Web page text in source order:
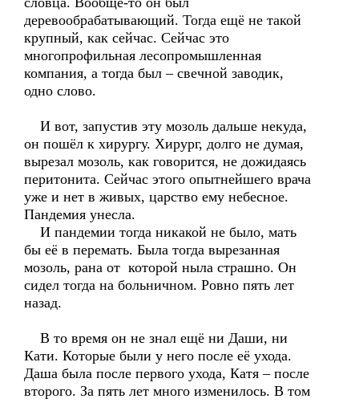
деревообрабатывающий. Тогда ещё не такой
крупный, как сейчас. Сейчас это
многопрофильная лесопромышленная
компания, а тогда был – свечной заводик,
одно слово.
И вот, запустив эту мозоль дальше некуда,
он пошёл к хирургу. Хирург, долго не думая,
вырезал мозоль, как говорится, не дожидаясь
перитонита. Сейчас этого опытнейшего врача
уже и нет в живых, царство ему небесное.
Пандемия унесла.
И пандемии тогда никакой не было, мать
бы её в перемать. Была тогда вырезанная
мозоль, рана от которой ныла страшно. Он
сидел тогда на больничном. Ровно пять лет
назад.
В то время он не знал ещё ни Даши, ни
Кати. Которые были у него после её ухода.
Даша была после первого ухода, Катя – после
второго. За пять лет много изменилось. В том